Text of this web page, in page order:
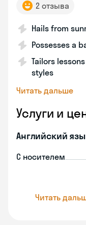
2 отзыва
Hails from
Possesses a
Tailors
styles
Читать дальше
Услуги и
Английский
С носителем
Читать